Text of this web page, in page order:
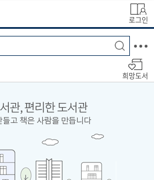
로그인
희망도서